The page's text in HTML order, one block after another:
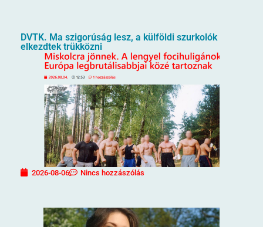
DVTK. Ma szigorúság lesz, a külföldi szurkolók
elkezdtek trükközni
2026-08-06 Nincs hozzászólás